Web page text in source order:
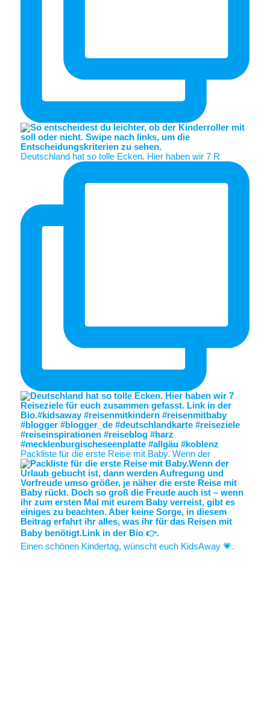
Deutschland hat so tolle Ecken. Hier haben wir 7 R
Packliste für die erste Reise mit Baby. Wenn der
Einen schönen Kindertag, wünscht euch KidsAway 💗.